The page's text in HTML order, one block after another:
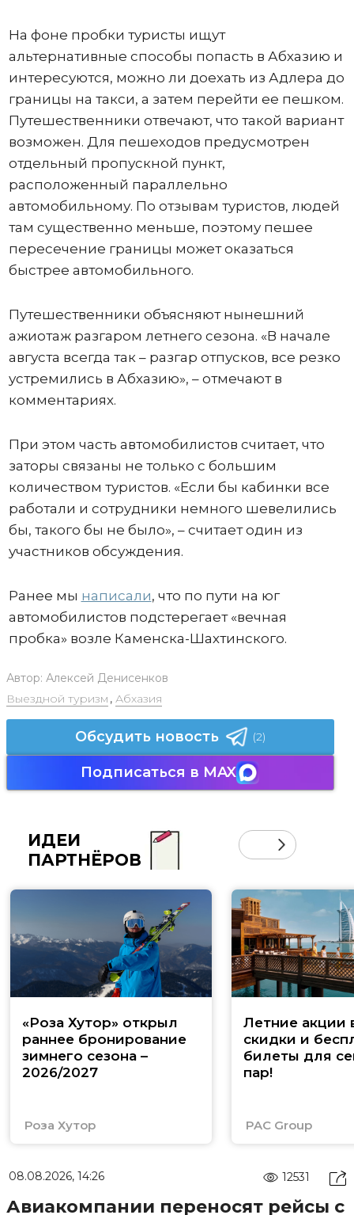
На фоне пробки туристы ищут
альтернативные способы попасть в Абхазию и
интересуются, можно ли доехать из Адлера до
границы на такси, а затем перейти ее пешком.
Путешественники отвечают, что такой вариант
возможен. Для пешеходов предусмотрен
отдельный пропускной пункт,
расположенный параллельно
автомобильному. По отзывам туристов, людей
там существенно меньше, поэтому пешее
пересечение границы может оказаться
быстрее автомобильного.
Путешественники объясняют нынешний
ажиотаж разгаром летнего сезона. «В начале
августа всегда так – разгар отпусков, все резко
устремились в Абхазию», – отмечают в
комментариях.
При этом часть автомобилистов считает, что
заторы связаны не только с большим
количеством туристов. «Если бы кабинки все
работали и сотрудники немного шевелились
бы, такого бы не было», – считает один из
участников обсуждения.
Ранее мы написали, что по пути на юг
автомобилистов подстерегает «вечная
пробка» возле Каменска-Шахтинского.
Автор: Алексей Денисенков
Выездной туризм , Абхазия
Обсудить новость (2)
Подписаться в MAX
ИДЕИ
ПАРТНЁРОВ
«Роза Хутор» открыл
раннее бронирование
зимнего сезона –
2026/2027
Роза Хутор
Летние акции
скидки и
билеты для
пар!
PAC Group
08.08.2026, 14:26 12531
Авиакомпании переносят рейсы с